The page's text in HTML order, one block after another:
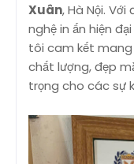
Xuân, Hà Nội.
nghệ in ấn hiện
tôi cam kết mang
chất lượng, đẹp
trọng cho các sự